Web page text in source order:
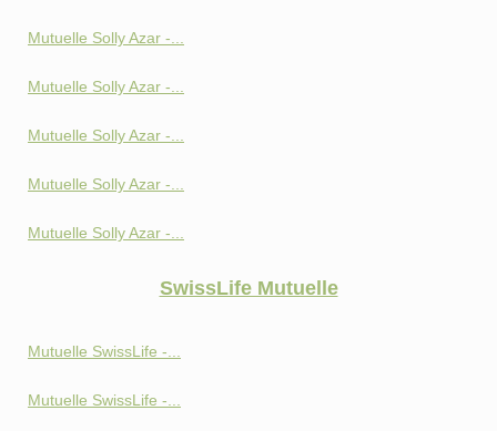
Mutuelle Solly Azar -...
Mutuelle Solly Azar -...
Mutuelle Solly Azar -...
Mutuelle Solly Azar -...
Mutuelle Solly Azar -...
SwissLife Mutuelle
Mutuelle SwissLife -...
Mutuelle SwissLife -...